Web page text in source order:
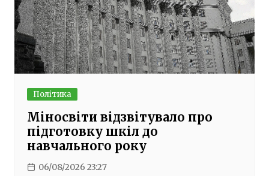
Політика
Міносвіти відзвітувало про
підготовку шкіл до
навчального року
06/08/2026 23:27